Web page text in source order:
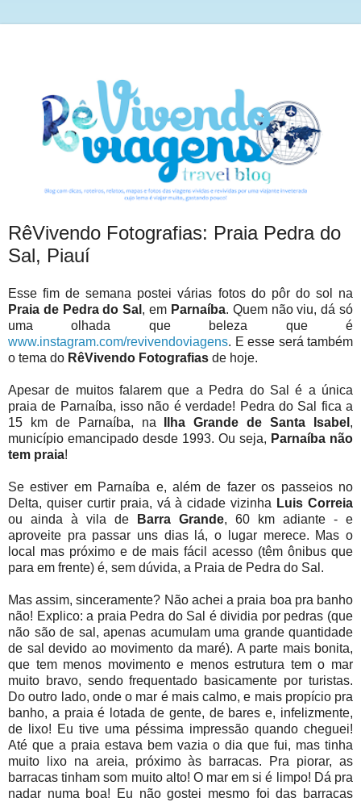
RêVivendo Fotografias: Praia Pedra do
Sal, Piauí
Esse fim de semana postei várias fotos do pôr do sol na
Praia de Pedra do Sal , em Parnaíba. Quem não viu, dá só
uma olhada que beleza que é
www.instagram.com/revivendoviagens. E esse será também
o tema do RêVivendo Fotografias de hoje.
Apesar de muitos falarem que a Pedra do Sal é a única
praia de Parnaíba, isso não é verdade! Pedra do Sal fica a
15 km de Parnaíba, na
Ilha Grande de Santa Isabel ,
município emancipado desde 1993. Ou seja, Parnaíba não
tem praia!
Se estiver em Parnaíba e, além de fazer os passeios no
Delta, quiser curtir praia, vá à cidade vizinha Luis Correia
ou ainda à vila de
Barra Grande, 60 km adiante - e
aproveite pra passar uns dias lá, o lugar merece. Mas o
local mas próximo e de mais fácil acesso (têm ônibus que
para em frente) é, sem dúvida, a Praia de Pedra do Sal.
Mas assim, sinceramente? Não achei a praia boa pra banho
não! Explico: a praia Pedra do Sal é dividia por pedras (que
não são de sal, apenas acumulam uma grande quantidade
de sal devido ao movimento da maré). A parte mais bonita,
que tem menos movimento e menos estrutura tem o mar
muito bravo, sendo frequentado basicamente por turistas.
Do outro lado, onde o mar é mais calmo, e mais propício pra
banho, a praia é lotada de gente, de bares e, infelizmente,
de lixo! Eu tive uma péssima impressão quando cheguei!
Até que a praia estava bem vazia o dia que fui, mas tinha
muito lixo na areia, próximo às barracas. Pra piorar, as
barracas tinham som muito alto! O mar em si é limpo! Dá pra
nadar numa boa! Eu não gostei mesmo foi das barracas